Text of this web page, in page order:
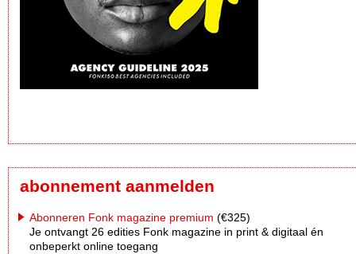
abonnement aanmelden
Abonneren Fonk magazine premium (€325)
Je ontvangt 26 edities Fonk magazine in print & digitaal én
onbeperkt online toegang